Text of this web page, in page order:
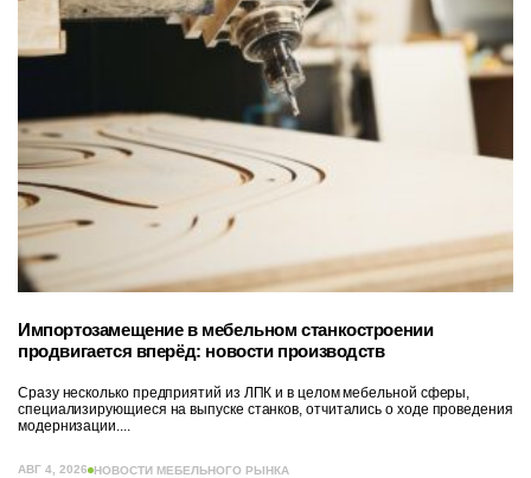
Импортозамещение в мебельном станкостроении
продвигается вперёд: новости производств
Сразу несколько предприятий из ЛПК и в целом мебельной сферы,
специализирующиеся на выпуске станков, отчитались о ходе проведения
модернизации....
АВГ 4, 2026 НОВОСТИ МЕБЕЛЬНОГО РЫНКА